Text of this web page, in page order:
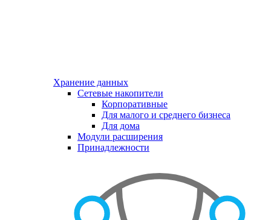
Хранение данных
Сетевые накопители
Корпоративные
Для малого и среднего бизнеса
Для дома
Модули расширения
Принадлежности